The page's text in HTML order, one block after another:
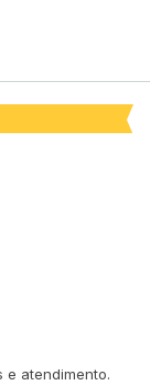
e atendimento.